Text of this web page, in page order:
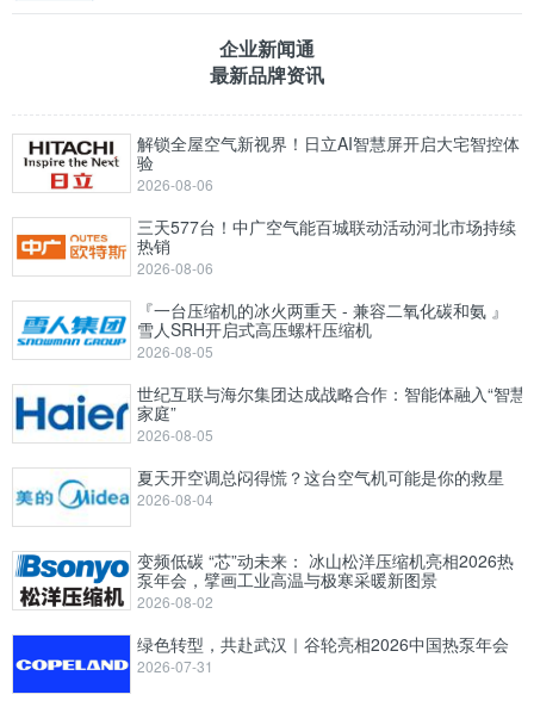
企业新闻通
最新品牌资讯
解锁全屋空气新视界！日立AI智慧屏开启大宅智控体
验
2026-08-06
三天577台！中广空气能百城联动活动河北市场持续
热销
2026-08-06
『一台压缩机的冰火两重天 - 兼容二氧化碳和氨 』
雪人SRH开启式高压螺杆压缩机
2026-08-05
世纪互联与海尔集团达成战略合作：智能体融入“智慧
家庭”
2026-08-05
夏天开空调总闷得慌？这台空气机可能是你的救星
2026-08-04
变频低碳 “芯”动未来： 冰山松洋压缩机亮相2026热
泵年会，擘画工业高温与极寒采暖新图景
2026-08-02
绿色转型，共赴武汉｜谷轮亮相2026中国热泵年会
2026-07-31